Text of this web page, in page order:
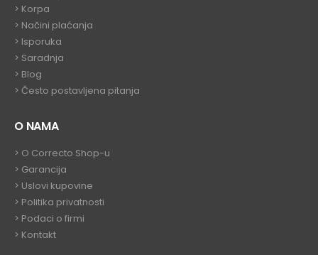
> Korpa
> Načini plaćanja
> Isporuka
> Saradnja
> Blog
> Često postavljena pitanja
O NAMA
> O Correcto Shop-u
> Garancija
> Uslovi kupovine
> Politika privatnosti
> Podaci o firmi
> Kontakt